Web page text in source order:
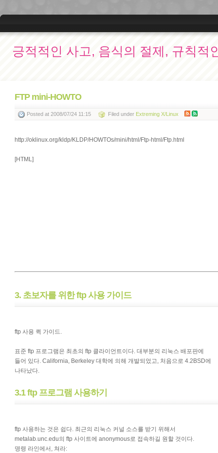
긍적적인 사고, 음식의 절제, 규칙적
FTP mini-HOWTO
Posted at 2008/07/24 11:15 Filed under Extreming X/Linux
http://oklinux.org/kldp/KLDP/HOWTOs/mini/html/Ftp-html/Ftp.html
[HTML]
3. 초보자를 위한 ftp 사용 가이드
ftp 사용 퀵 가이드.
표준 ftp 프로그램은 최초의 ftp 클라이언트이다. 대부분의 리눅스 배포판에
들어 있다. California, Berkeley 대학에 의해 개발되었고, 처음으로 4.2BSD에
나타났다.
3.1 ftp 프로그램 사용하기
ftp 사용하는 것은 쉽다. 최근의 리눅스 커널 소스를 받기 위해서
metalab.unc.edu의 ftp 사이트에 anonymous로 접속하길 원할 것이다.
명령 라인에서, 쳐라: